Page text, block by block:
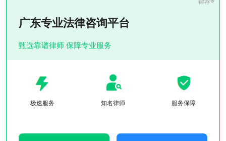
广东专业法律咨询平台
甄选靠谱律师 保障专业服务
极速服务 知名律师 服务保障